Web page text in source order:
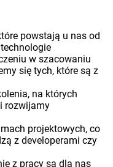
powstają u nas od
w szacowaniu
się tych, które są z
na których
rozwijamy
projektowych, co
z developerami czy
z pracy są dla nas